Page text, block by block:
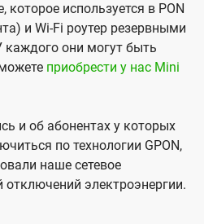
которое используется в PON
и Wi-Fi роутер резервными
каждого они могут быть
приобрести у нас Mini
и об абонентах у которых
по технологии GPON,
наше сетевое
отключений электроэнергии.